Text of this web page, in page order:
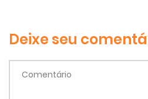
Deixe seu
Comentário